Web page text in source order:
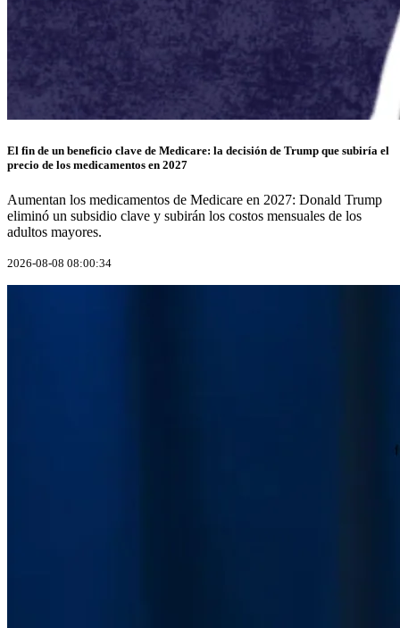
El fin de un beneficio clave de Medicare: la decisión de Trump que subiría el
precio de los medicamentos en 2027
Aumentan los medicamentos de Medicare en 2027: Donald Trump
eliminó un subsidio clave y subirán los costos mensuales de los
adultos mayores.
2026-08-08 08:00:34